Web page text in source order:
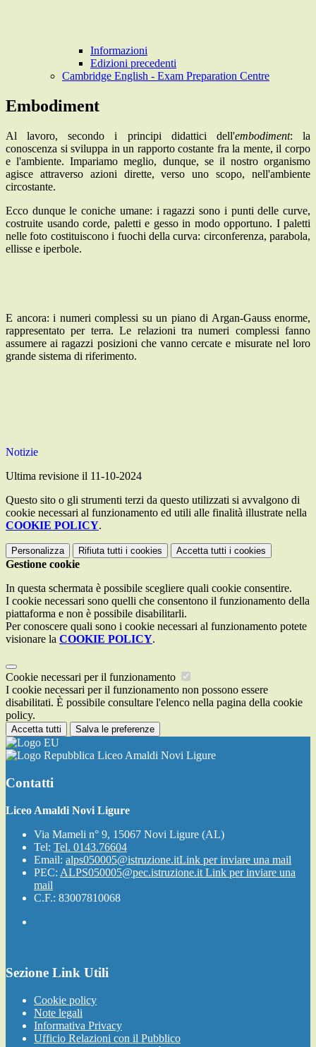
Informazioni
Edizioni precedenti
Cambridge English - Exam Preparation Centre
Embodiment
Al lavoro, secondo i principi didattici dell'embodiment: la
conoscenza si sviluppa in un rapporto costante fra la mente, il corpo
e l'ambiente. Impariamo meglio, dunque, se il nostro organismo
agisce attraverso azioni dirette, verso uno scopo, nell'ambiente
circostante.
Ecco dunque le coniche umane: i ragazzi sono i punti delle curve,
costruite usando corde, paletti e gesso in modo opportuno. I paletti
nelle foto costituiscono i fuochi della curva: circonferenza, parabola,
ellisse e iperbole.
E ancora: i numeri complessi su un piano di Argan-Gauss enorme,
rappresentato per terra. Le relazioni tra numeri complessi fanno
assumere ai ragazzi posizioni che vanno cercate e misurate nel loro
grande sistema di riferimento.
Notizie
Ultima revisione il 11-10-2024
Questo sito o gli strumenti terzi da questo utilizzati si avvalgono di
cookie necessari al funzionamento ed utili alle finalità illustrate nella
COOKIE POLICY.
Personalizza Rifiuta tutti i cookies Accetta tutti i cookies
Gestione cookie
In questa schermata è possibile scegliere quali cookie consentire.
I cookie necessari sono quelli che consentono il funzionamento della
piattaforma e non è possibile disabilitarli.
Per conoscere quali sono i cookie necessari al funzionamento potete
visionare la COOKIE POLICY.
Cookie necessari per il funzionamento
I cookie necessari per il funzionamento non possono essere
disabilitati. È possibile consultare l'elenco nella pagina della cookie
policy.
Accetta tutti Salva le preferenze
Liceo Amaldi Novi Ligure
Contatti
Liceo Amaldi Novi Ligure
Via Mameli n° 9, 15067 Novi Ligure (AL)
Tel: Tel. 0143.76604
Email: alps050005@istruzione.itLink per inviare una mail
PEC: ALPS050005@pec.istruzione.it Link per inviare una
mail
C.F.: 83007810068
Sezione Link Utili
Cookie policy
Note legali
Informativa Privacy
Ufficio Relazioni con il Pubblico